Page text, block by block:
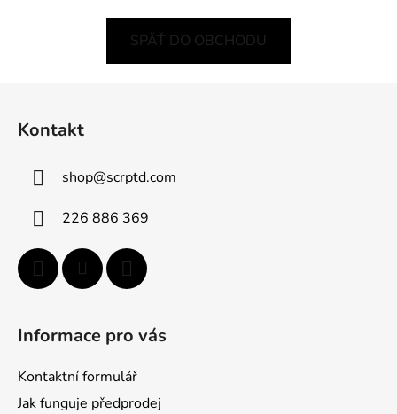
SPÄŤ DO OBCHODU
Kontakt
shop@scrptd.com
226 886 369
Informace pro vás
Kontaktní formulář
Jak funguje předprodej